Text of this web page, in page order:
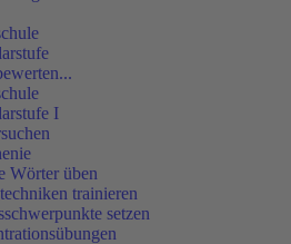
I
Wörter üben
trainieren
setzen